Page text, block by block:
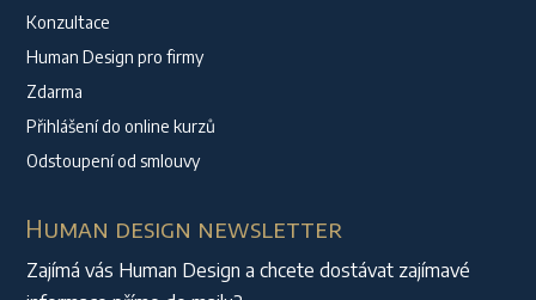
Konzultace
Human Design pro firmy
Zdarma
Přihlášení do online kurzů
Odstoupení od smlouvy
Human design newsletter
Zajímá vás Human Design a chcete dostávat zajímavé